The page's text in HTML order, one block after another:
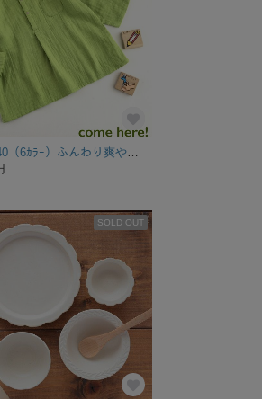
70〜140（6ｶﾗｰ）ふんわり爽やか♡コットンダブルガーゼ 七分袖トップス (ヘンリー)
SOLD OUT